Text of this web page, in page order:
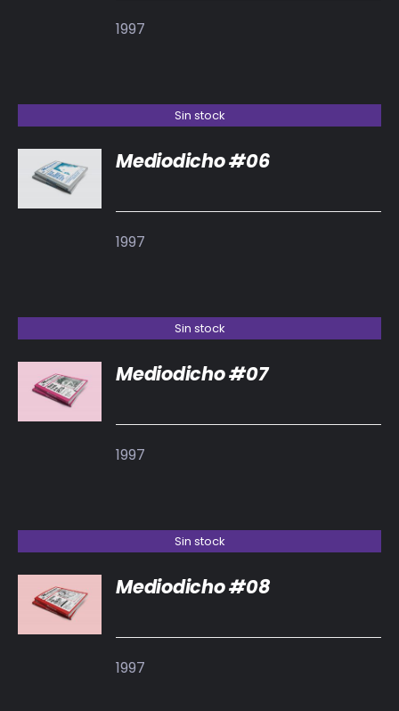
1997
Sin stock
DETALLES
Mediodicho #06
1997
Sin stock
DETALLES
Mediodicho #07
1997
Sin stock
DETALLES
Mediodicho #08
1997